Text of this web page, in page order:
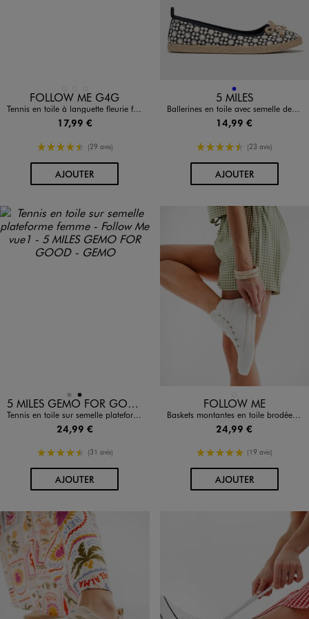
Disponible en 3 coloris
FOLLOW ME G4G
Tennis en toile à languette fleurie femme - Follow Me
17,99 €
4.5/5 de moyenne
(29 avis)
AJOUTERAU PANIER
Disponible en 1 coloris
BLEU
5 MILES
Ballerines en toile avec semelle de corde femme - Follow Me
14,99 €
4.5/5 de moyenne
(23 avis)
AJOUTERAU PANIER
Disponible en 2 coloris
ARGENTNOIR 5 MILES GEMO FOR GOOD
Tennis en toile sur semelle plateforme femme - Follow Me
24,99 €
4.5/5 de moyenne
(31 avis)
AJOUTERAU PANIER
Disponible en 1 coloris
FOLLOW ME
Baskets montantes en toile brodée femme - Follow Me
24,99 €
5/5 de moyenne
(19 avis)
AJOUTERAU PANIER